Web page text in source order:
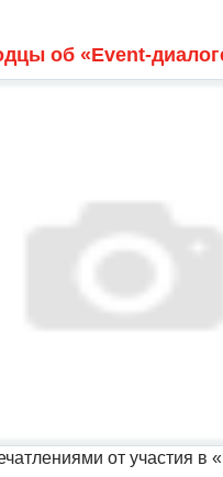
об «Event-
от участия в